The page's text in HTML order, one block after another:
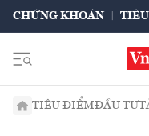
CHỨNG KHOÁN
TIÊU ĐIỂMĐẦU TƯ